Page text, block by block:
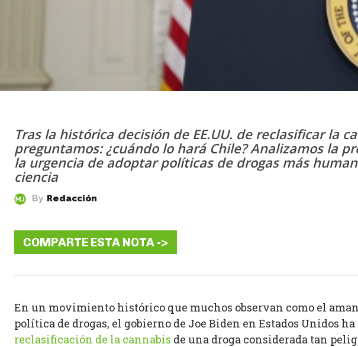
Tras la histórica decisión de EE.UU. de reclasificar la
preguntamos: ¿cuándo lo hará Chile? Analizamos la
la urgencia de adoptar políticas de drogas más
ciencia
By Redacción
COMPARTE ESTA NOTA ->
En un movimiento histórico que muchos observan como el
política de drogas, el gobierno de Joe Biden en Estados Unidos
reclasificación de la cannabis de una droga considerada tan